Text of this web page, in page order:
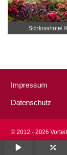
Schlosshotel
Impressum
Datenschutz
© 2012 - 2026
Alle Rechte